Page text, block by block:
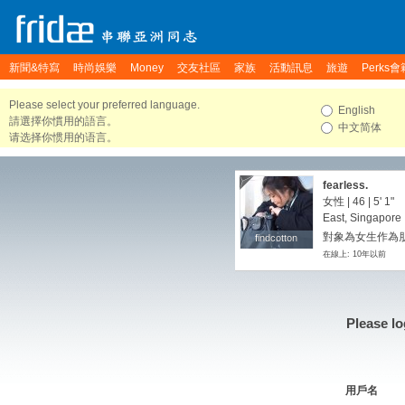
新聞&特寫 時尚娛樂 Money 交友社區 家族 活動訊息 旅遊 Perks會
Please select your preferred language.
請選擇你慣用的語言。
请选择你惯用的语言。
English
中文简体
findcotton
findcotton
fearless.
女性 | 46 | 5' 1"
East, Singapore
對象為女生作為
在線上: 10年以前
Please
用戶名